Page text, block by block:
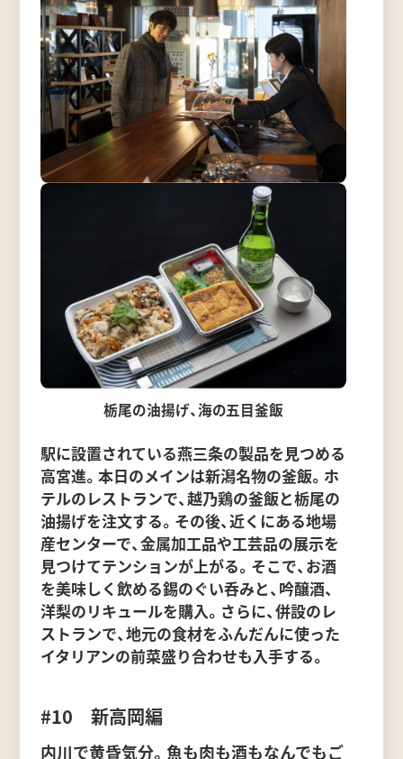
栃尾の油揚げ、海の五目釜飯
駅に設置されている燕三条の製品を見つめる
高宮進。本日のメインは新潟名物の釜飯。ホ
テルのレストランで、越乃鶏の釜飯と栃尾の
油揚げを注文する。その後、近くにある地場
産センターで、金属加工品や工芸品の展示を
見つけてテンションが上がる。そこで、お酒
を美味しく飲める錫のぐい呑みと、吟醸酒、
洋梨のリキュールを購入。さらに、併設のレ
ストランで、地元の食材をふんだんに使った
イタリアンの前菜盛り合わせも入手する。
#10 新高岡編
内川で黄昏気分。魚も肉も酒もなんでもご